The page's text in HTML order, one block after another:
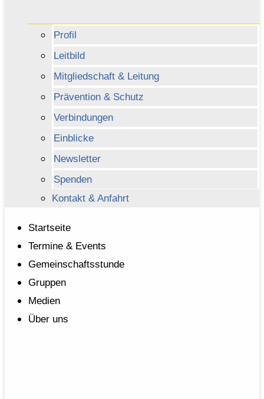
Profil
Leitbild
Mitgliedschaft & Leitung
Prävention & Schutz
Verbindungen
Einblicke
Newsletter
Spenden
Kontakt & Anfahrt
Startseite
Termine & Events
Gemeinschaftsstunde
Gruppen
Medien
Über uns